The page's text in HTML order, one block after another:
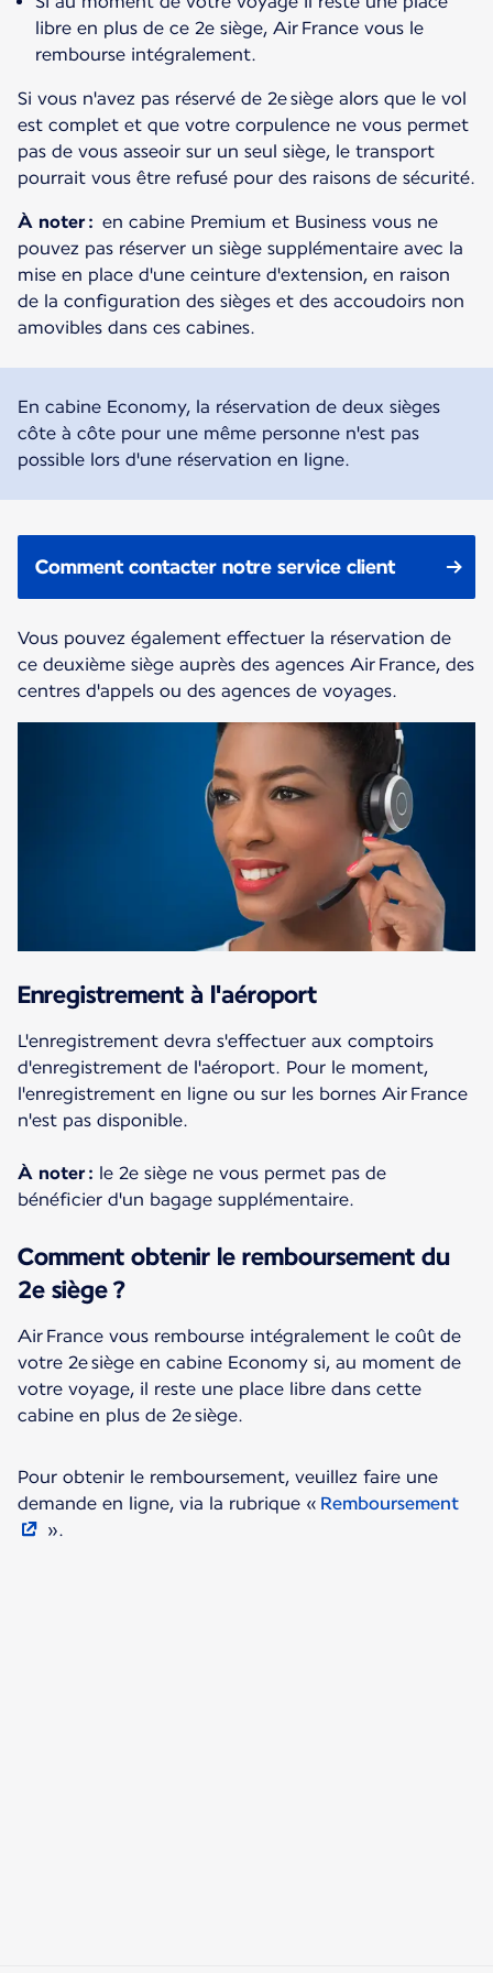
libre en plus de ce 2e siège, Air France vous le
rembourse intégralement.
Si vous n'avez pas réservé de 2e siège alors que le vol
est complet et que votre corpulence ne vous permet
pas de vous asseoir sur un seul siège, le transport
pourrait vous être refusé pour des raisons de sécurité.
À noter : en cabine Premium et Business vous ne
pouvez pas réserver un siège supplémentaire avec la
mise en place d'une ceinture d'extension, en raison
de la configuration des sièges et des accoudoirs non
amovibles dans ces cabines.
En cabine Economy, la réservation de deux sièges
côte à côte pour une même personne n'est pas
possible lors d'une réservation en ligne.
Comment contacter notre service client
Vous pouvez également effectuer la réservation de
ce deuxième siège auprès des agences Air France, des
centres d'appels ou des agences de voyages.
Enregistrement à l'aéroport
L'enregistrement devra s'effectuer aux comptoirs
d'enregistrement de l'aéroport. Pour le moment,
l'enregistrement en ligne ou sur les bornes Air France
n'est pas disponible.
À noter : le 2e siège ne vous permet pas de
bénéficier d'un bagage supplémentaire.
Comment obtenir le remboursement du
2e siège ?
Air France vous rembourse intégralement le coût de
votre 2e siège en cabine Economy si, au moment de
votre voyage, il reste une place libre dans cette
cabine en plus de 2e siège.
Pour obtenir le remboursement, veuillez faire une
demande en ligne, via la rubrique « Remboursement
».